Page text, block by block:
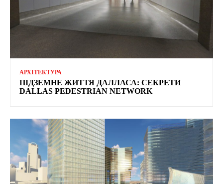
АРХІТЕКТУРА
ПІДЗЕМНЕ ЖИТТЯ ДАЛЛАСА: СЕКРЕТИ
DALLAS PEDESTRIAN NETWORK